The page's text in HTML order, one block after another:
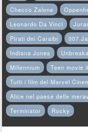
Checco Zalone
Leonardo Da Vinci
Pirati dei Caraibi
007
Indiana Jones
Millennium
Teen movie
Tutti i film del Marvel
Alice nel paese delle
Terminator
Rocky